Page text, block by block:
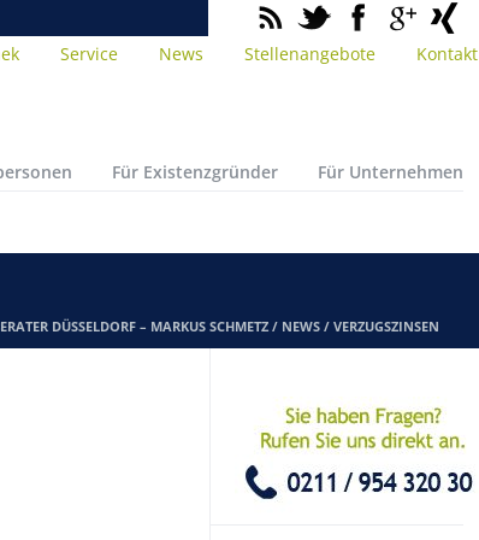
Service News Stellenangebote Kontakt
Für Existenzgründer Für Unternehmen
DÜSSELDORF – MARKUS SCHMETZ/ NEWS / VERZUGSZINSEN